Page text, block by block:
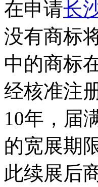
在申请长
没有商标
中的商标
经核准注
10年，届
的宽展期
此续展后